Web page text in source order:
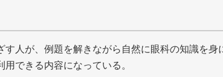
す人が、例題を解きながら自然に眼科の知識を
できる内容になっている。